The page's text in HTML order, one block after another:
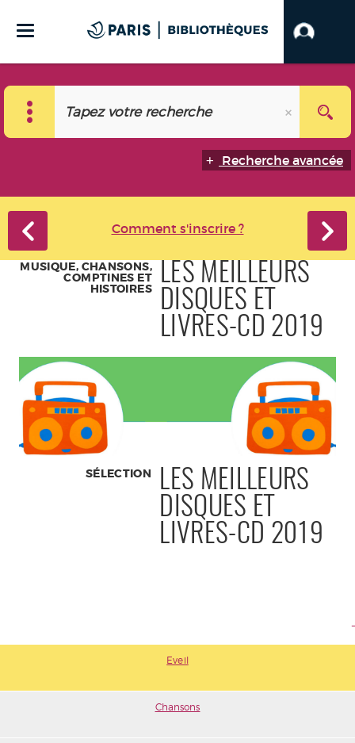
Recherche avancée
Comment s'inscrire ?
MUSIQUE, CHANSONS,
COMPTINES ET
HISTOIRES
LES MEILLEURS
DISQUES ET
LIVRES-CD 2019
SÉLECTION
LES MEILLEURS
DISQUES ET
LIVRES-CD 2019
Eveil
Chansons